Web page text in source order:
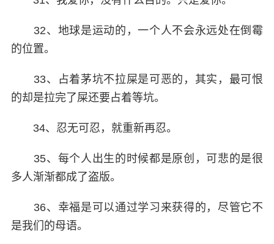
32、地球是运动的，一个人不会永远处在倒霉
的位置。
33、占着茅坑不拉屎是可恶的，其实，最可恨
的却是拉完了屎还要占着等坑。
34、忍无可忍，就重新再忍。
35、每个人出生的时候都是原创，可悲的是很
多人渐渐都成了盗版。
36、幸福是可以通过学习来获得的，尽管它不
是我们的母语。